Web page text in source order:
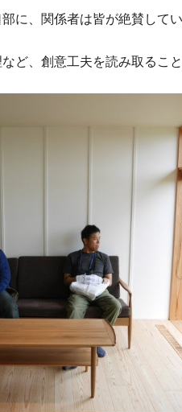
に、関係者は皆が絶賛してい
ど、創意工夫を読み取ること